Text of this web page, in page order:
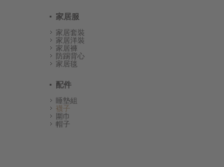
家居服
家居套裝
家居洋裝
家居褲
防踢背心
家居毯
配件
睡墊組
襪子
圍巾
帽子